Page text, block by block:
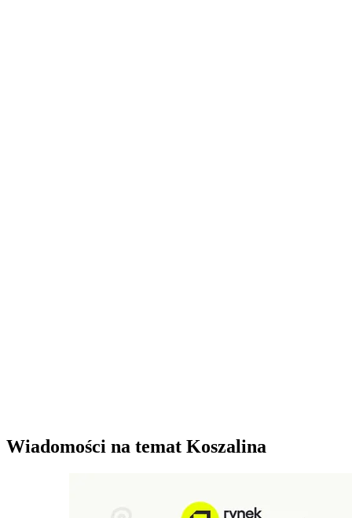
Wiadomości na temat Koszalina